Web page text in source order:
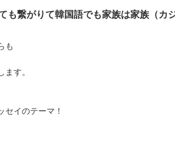
も繋がりて韓国語でも家族は家族（カジ
も
ます。
セイのテーマ！